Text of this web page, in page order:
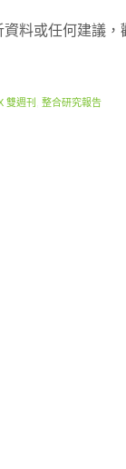
料或任何建議
雙週刊 整合研究報告